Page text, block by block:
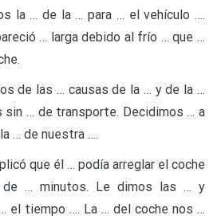
la … de la … para … el vehículo ….
… larga debido al frío … que …
de las … causas de la … y de la …
sin … de transporte. Decidimos … a
… de nuestra ….
que él … podía arreglar el coche
… minutos. Le dimos las … y
el tiempo …. La … del coche nos …